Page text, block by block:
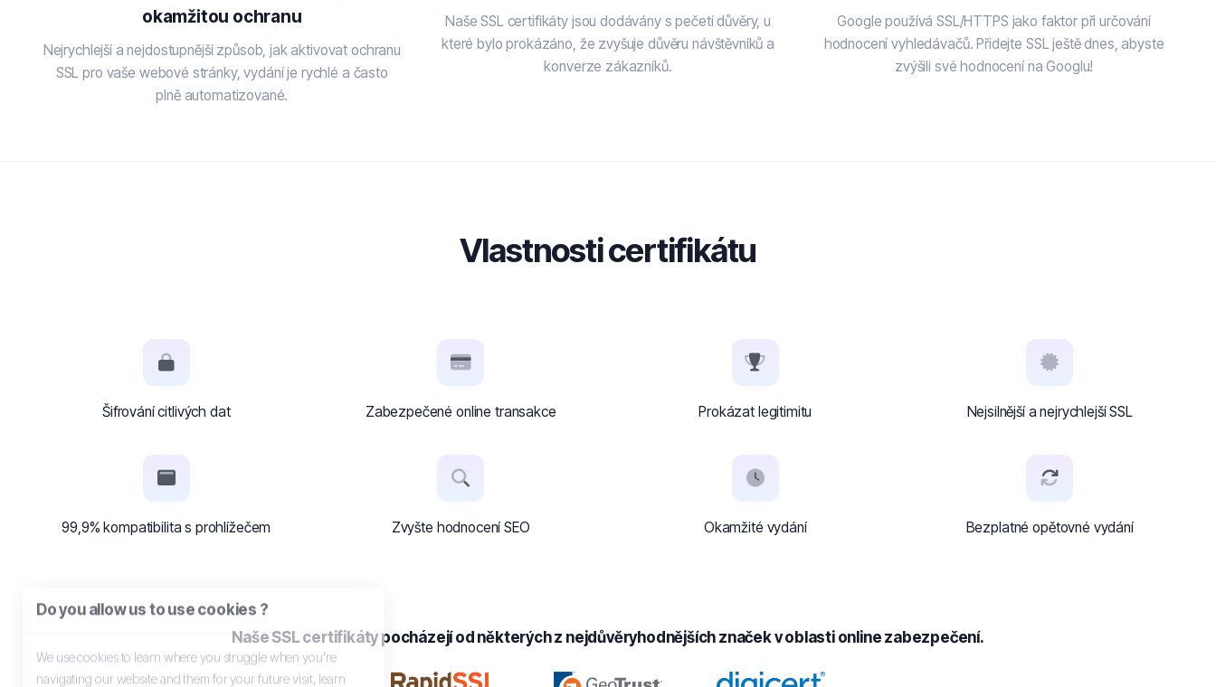
okamžitou ochranu
Nejrychlejší a nejdostupnější způsob, jak aktivovat ochranu
SSL pro vaše webové stránky, vydání je rychlé a často
plně automatizované.
Naše SSL certifikáty jsou dodávány s pečetí důvěry, u
které bylo prokázáno, že zvyšuje důvěru návštěvníků a
konverze zákazníků.
Google používá SSL/HTTPS jako faktor při určování
hodnocení vyhledávačů. Přidejte SSL ještě dnes, abyste
zvýšili své hodnocení na Googlu!
Vlastnosti certifikátu
Šifrování citlivých dat Zabezpečené online transakce Prokázat legitimitu Nejsilnější a nejrychlejší SSL
99,9% kompatibilita s prohlížečem Zvyšte hodnocení SEO Okamžité vydání Bezplatné opětovné vydání
Naše SSL certifikáty pocházejí od některých z nejdůvěryhodnějších značek v oblasti online zabezpečení.
Do you allow us to use cookies ?
We use cookies to learn where you struggle when you're
navigating our website and them for your future visit, learn